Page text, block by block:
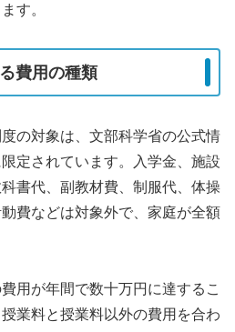
す。
費用の種類
の対象は、文部科学省の公式情
定されています。入学金、施設
書代、副教材費、制服代、体操
費などは対象外で、家庭が全額
用が年間で数十万円に達するこ
業料と授業料以外の費用を合わ